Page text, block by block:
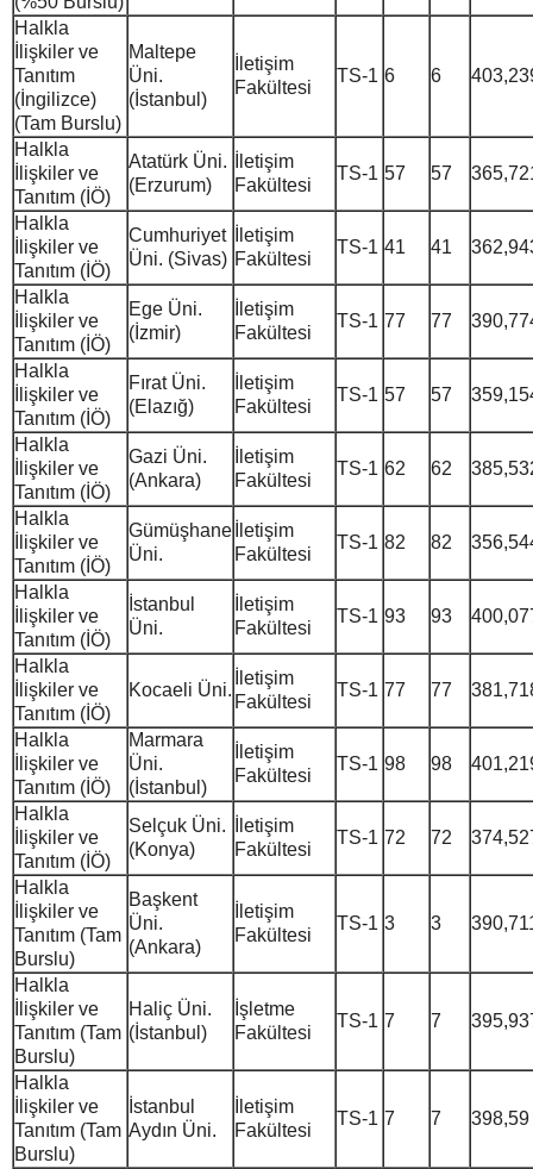
Halkla
İlişkiler ve
Tanıtım
(İngilizce)
(Tam Burslu)
Maltepe
Üni.
(İstanbul)
İletişim
Fakültesi
TS-1 6 6
Halkla
İlişkiler ve
Tanıtım (İÖ)
Atatürk Üni.
(Erzurum)
İletişim
Fakültesi
TS-1 57 57
Halkla
İlişkiler ve
Tanıtım (İÖ)
Cumhuriyet
Üni. (Sivas)
İletişim
Fakültesi
TS-1 41 41
Halkla
İlişkiler ve
Tanıtım (İÖ)
Ege Üni.
(İzmir)
İletişim
Fakültesi
TS-1 77 77
Halkla
İlişkiler ve
Tanıtım (İÖ)
Fırat Üni.
(Elazığ)
İletişim
Fakültesi
TS-1 57 57
Halkla
İlişkiler ve
Tanıtım (İÖ)
Gazi Üni.
(Ankara)
İletişim
Fakültesi
TS-1 62 62
Halkla
İlişkiler ve
Tanıtım (İÖ)
Gümüşhane
Üni.
İletişim
Fakültesi
TS-1 82 82
Halkla
İlişkiler ve
Tanıtım (İÖ)
İstanbul
Üni.
İletişim
Fakültesi
TS-1 93 93
Halkla
İlişkiler ve
Tanıtım (İÖ)
Kocaeli Üni.
İletişim
Fakültesi
TS-1 77 77
Halkla
İlişkiler ve
Tanıtım (İÖ)
Marmara
Üni.
(İstanbul)
İletişim
Fakültesi
TS-1 98 98
Halkla
İlişkiler ve
Tanıtım (İÖ)
Selçuk Üni.
(Konya)
İletişim
Fakültesi
TS-1 72 72
Halkla
İlişkiler ve
Tanıtım (Tam
Burslu)
Başkent
Üni.
(Ankara)
İletişim
Fakültesi
TS-1 3 3
Halkla
İlişkiler ve
Tanıtım (Tam
Burslu)
Haliç Üni.
(İstanbul)
İşletme
Fakültesi
TS-1 7 7
Halkla
İlişkiler ve
Tanıtım (Tam
Burslu)
İstanbul
Aydın Üni.
İletişim
Fakültesi
TS-1 7 7 398,59